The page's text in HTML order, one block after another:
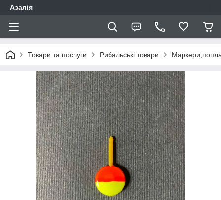
Азалія
Товари та послуги Рибальські товари